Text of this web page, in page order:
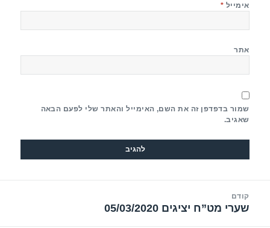
אימייל *
אתר
שמור בדפדפן זה את השם, האימייל והאתר שלי לפעם הבאה
שאגיב.
קודם
הפוסט
שערי מט”ח יציגים 05/03/2020